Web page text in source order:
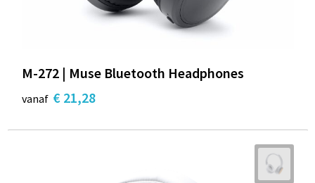
M-272 | Muse Bluetooth Headphones
vanaf € 21,28